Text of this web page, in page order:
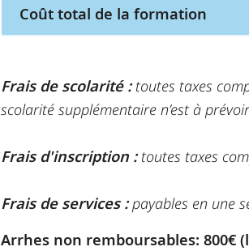
Coût total de la formation
Frais de scolarité :toutes taxes
scolarité supplémentaire n’est à
Frais d'inscription :toutes taxes
Frais de services :payables en une
Arrhes non remboursables: 800€